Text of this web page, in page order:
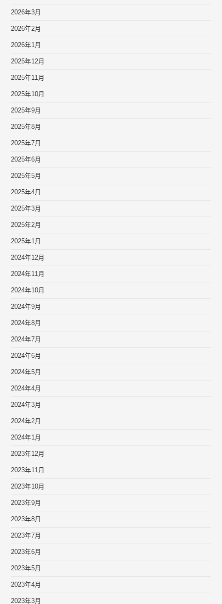
2026年3月
2026年2月
2026年1月
2025年12月
2025年11月
2025年10月
2025年9月
2025年8月
2025年7月
2025年6月
2025年5月
2025年4月
2025年3月
2025年2月
2025年1月
2024年12月
2024年11月
2024年10月
2024年9月
2024年8月
2024年7月
2024年6月
2024年5月
2024年4月
2024年3月
2024年2月
2024年1月
2023年12月
2023年11月
2023年10月
2023年9月
2023年8月
2023年7月
2023年6月
2023年5月
2023年4月
2023年3月